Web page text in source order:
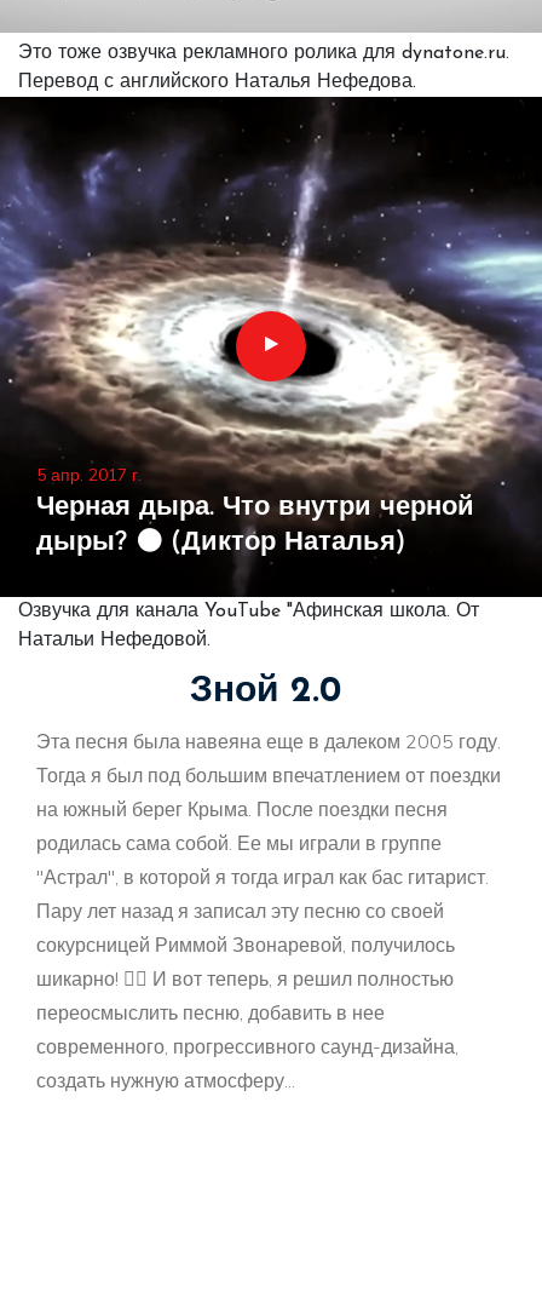
Это тоже озвучка рекламного ролика для dynatone.ru.
Перевод с английского Наталья Нефедова.
5 апр. 2017 г.
Черная дыра. Что внутри черной
дыры? ⚫ (Диктор Наталья)
Озвучка для канала YouTube "Афинская школа. От
Натальи Нефедовой.
Зной 2.0
Эта песня была навеяна еще в далеком 2005 году.
Тогда я был под большим впечатлением от поездки
на южный берег Крыма. После поездки песня
родилась сама собой. Ее мы играли в группе
"Астрал", в которой я тогда играл как бас гитарист.
Пару лет назад я записал эту песню со своей
сокурсницей Риммой Звонаревой, получилось
шикарно! 👍🏻 И вот теперь, я решил полностью
переосмыслить песню, добавить в нее
современного, прогрессивного саунд-дизайна,
создать нужную атмосферу...